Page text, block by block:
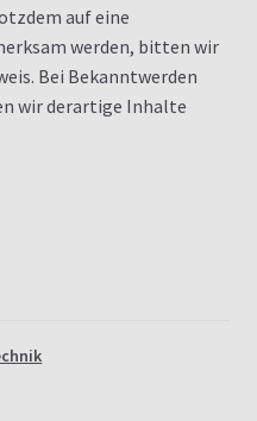
auf eine
werden, bitten wir
Bei Bekanntwerden
wir derartige Inhalte